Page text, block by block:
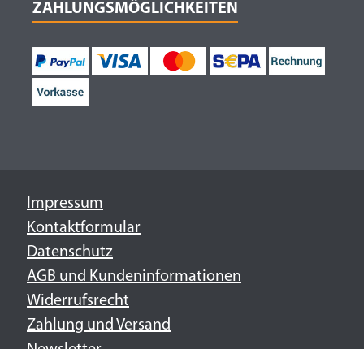
ZAHLUNGSMÖGLICHKEITEN
Impressum
Kontaktformular
Datenschutz
AGB und Kundeninformationen
Widerrufsrecht
Zahlung und Versand